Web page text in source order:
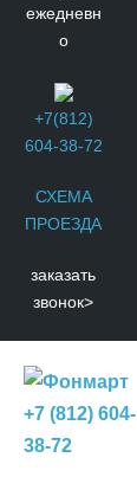
ежедневн
о
+7(812)
604-38-72
СХЕМА
ПРОЕЗДА
заказать
звонок>
+7 (812) 604-
38-72